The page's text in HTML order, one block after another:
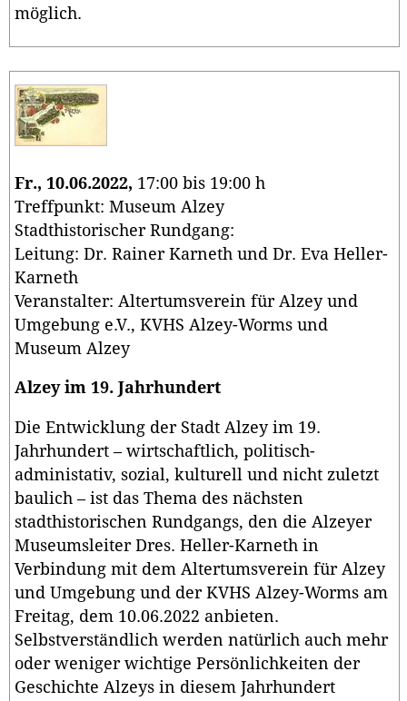
möglich.
Fr., 10.06.2022, 17:00 bis 19:00 h
Treffpunkt: Museum Alzey
Stadthistorischer Rundgang:
Leitung: Dr. Rainer Karneth und Dr. Eva Heller-
Karneth
Veranstalter: Altertumsverein für Alzey und
Umgebung e.V., KVHS Alzey-Worms und
Museum Alzey
Alzey im 19. Jahrhundert
Die Entwicklung der Stadt Alzey im 19.
Jahrhundert – wirtschaftlich, politisch-
administativ, sozial, kulturell und nicht zuletzt
baulich – ist das Thema des nächsten
stadthistorischen Rundgangs, den die Alzeyer
Museumsleiter Dres. Heller-Karneth in
Verbindung mit dem Altertumsverein für Alzey
und Umgebung und der KVHS Alzey-Worms am
Freitag, dem 10.06.2022 anbieten.
Selbstverständlich werden natürlich auch mehr
oder weniger wichtige Persönlichkeiten der
Geschichte Alzeys in diesem Jahrhundert